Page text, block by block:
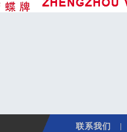
联系我们